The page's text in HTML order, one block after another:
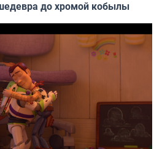
до хромой кобылы